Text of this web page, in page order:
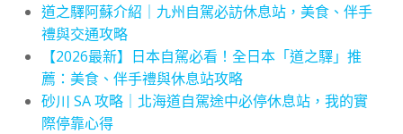
道之驛阿蘇介紹｜九州自駕必訪休息站，美食、伴手
禮與交通攻略
【2026最新】日本自駕必看！全日本「道之驛」推
薦：美食、伴手禮與休息站攻略
砂川 SA 攻略｜北海道自駕途中必停休息站，我的實
際停靠心得